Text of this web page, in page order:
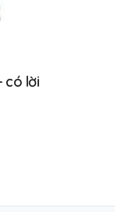
có lời